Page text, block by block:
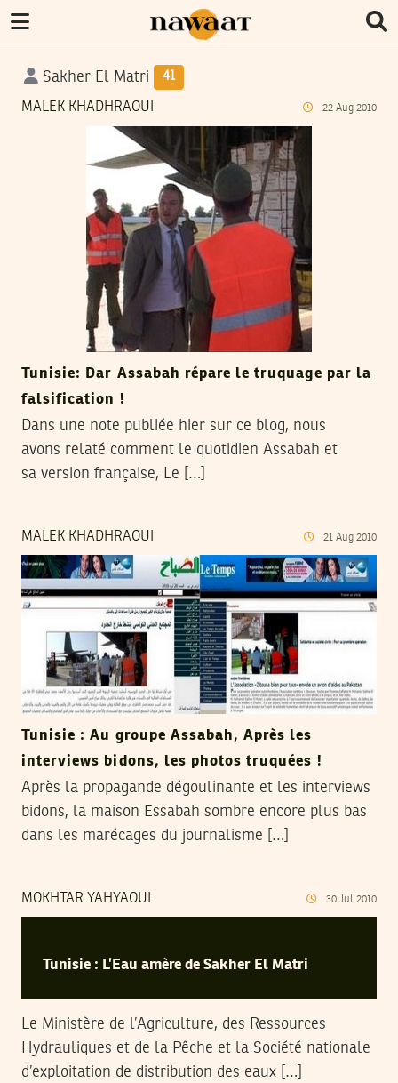
Sakher El Matri 41
MALEK KHADHRAOUI 22 Aug 2010
Tunisie: Dar Assabah répare le truquage par la
falsification !
Dans une note publiée hier sur ce blog, nous
avons relaté comment le quotidien Assabah et
sa version française, Le […]
MALEK KHADHRAOUI 21 Aug 2010
Tunisie : Au groupe Assabah, Après les
interviews bidons, les photos truquées !
Après la propagande dégoulinante et les interviews
bidons, la maison Essabah sombre encore plus bas
dans les marécages du journalisme […]
MOKHTAR YAHYAOUI 30 Jul 2010
Tunisie : L’Eau amère de Sakher El Matri
Le Ministère de l’Agriculture, des Ressources
Hydrauliques et de la Pêche et la Société nationale
d’exploitation de distribution des eaux […]